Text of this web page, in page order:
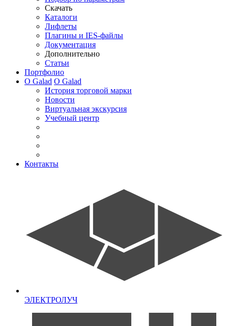
Скачать
Каталоги
Лифлеты
Плагины и IES-файлы
Документация
Дополнительно
Статьи
Портфолио
О Galad О Galad
История торговой марки
Новости
Виртуальная экскурсия
Учебный центр
Контакты
ЭЛЕКТРОЛУЧ